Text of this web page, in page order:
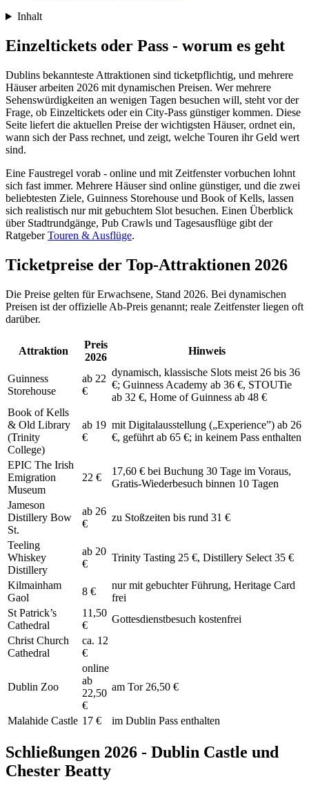
Inhalt
Einzeltickets oder Pass - worum es geht
Dublins bekannteste Attraktionen sind ticketpflichtig, und mehrere
Häuser arbeiten 2026 mit dynamischen Preisen. Wer mehrere
Sehenswürdigkeiten an wenigen Tagen besuchen will, steht vor der
Frage, ob Einzeltickets oder ein City-Pass günstiger kommen. Diese
Seite liefert die aktuellen Preise der wichtigsten Häuser, ordnet ein,
wann sich der Pass rechnet, und zeigt, welche Touren ihr Geld wert
sind.
Eine Faustregel vorab - online und mit Zeitfenster vorbuchen lohnt
sich fast immer. Mehrere Häuser sind online günstiger, und die zwei
beliebtesten Ziele, Guinness Storehouse und Book of Kells, lassen
sich realistisch nur mit gebuchtem Slot besuchen. Einen Überblick
über Stadtrundgänge, Pub Crawls und Tagesausflüge gibt der
RatgeberTouren & Ausflüge.
Ticketpreise der Top-Attraktionen 2026
Die Preise gelten für Erwachsene, Stand 2026. Bei dynamischen
Preisen ist der offizielle Ab-Preis genannt; reale Zeitfenster liegen oft
darüber.
Attraktion
Preis
2026
Hinweis
Guinness
Storehouse
ab 22
€
dynamisch, klassische Slots meist 26 bis 36
€; Guinness Academy ab 36 €, STOUTie
ab 32 €, Home of Guinness ab 48 €
Book of Kells
& Old Library
(Trinity
College)
ab 19
€
mit Digitalausstellung („Experience”) ab 26
€, geführt ab 65 €; in keinem Pass enthalten
EPIC The Irish
Emigration
Museum
22 €
17,60 € bei Buchung 30 Tage im Voraus,
Gratis-Wiederbesuch binnen 10 Tagen
Jameson
Distillery Bow
St.
ab 26
€
zu Stoßzeiten bis rund 31 €
Teeling
Whiskey
Distillery
ab 20
€
Trinity Tasting 25 €, Distillery Select 35 €
Kilmainham
Gaol
8 €
nur mit gebuchter Führung, Heritage Card
frei
St Patrick’s
Cathedral
11,50
€
Gottesdienstbesuch kostenfrei
Christ Church
Cathedral
ca. 12
€
Dublin Zoo
online
ab
22,50
€
am Tor 26,50 €
Malahide Castle 17 € im Dublin Pass enthalten
Schließungen 2026 - Dublin Castle und
Chester Beatty